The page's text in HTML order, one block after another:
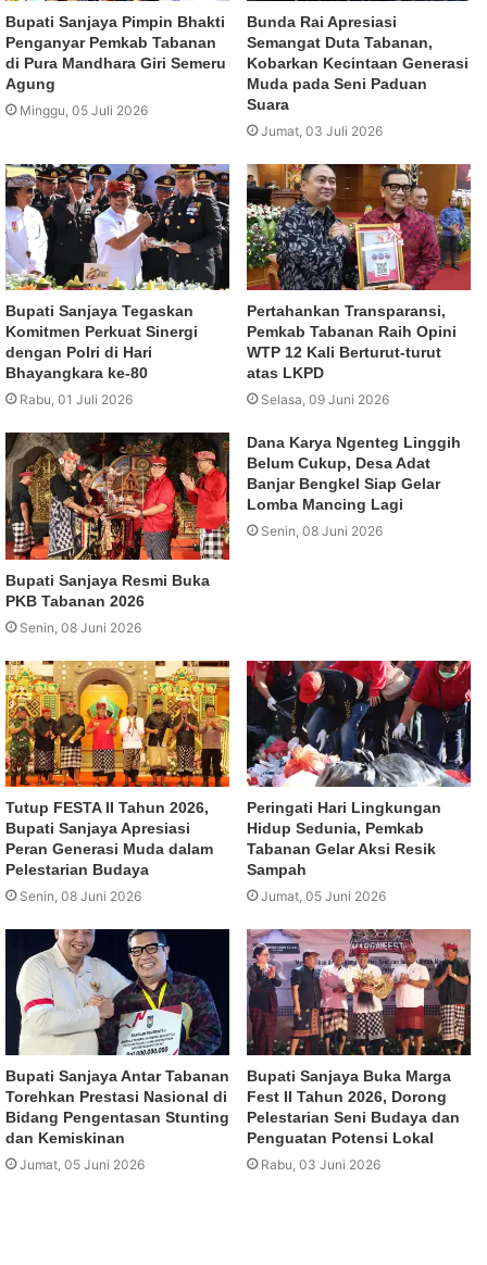
Bupati Sanjaya Pimpin Bhakti
Penganyar Pemkab Tabanan
di Pura Mandhara Giri Semeru
Agung
Minggu, 05 Juli 2026
Bunda Rai Apresiasi
Semangat Duta Tabanan,
Kobarkan Kecintaan Generasi
Muda pada Seni Paduan
Suara
Jumat, 03 Juli 2026
Bupati Sanjaya Tegaskan
Komitmen Perkuat Sinergi
dengan Polri di Hari
Bhayangkara ke-80
Rabu, 01 Juli 2026
Pertahankan Transparansi,
Pemkab Tabanan Raih Opini
WTP 12 Kali Berturut-turut
atas LKPD
Selasa, 09 Juni 2026
Bupati Sanjaya Resmi Buka
PKB Tabanan 2026
Senin, 08 Juni 2026
Dana Karya Ngenteg Linggih
Belum Cukup, Desa Adat
Banjar Bengkel Siap Gelar
Lomba Mancing Lagi
Senin, 08 Juni 2026
Tutup FESTA II Tahun 2026,
Bupati Sanjaya Apresiasi
Peran Generasi Muda dalam
Pelestarian Budaya
Senin, 08 Juni 2026
Peringati Hari Lingkungan
Hidup Sedunia, Pemkab
Tabanan Gelar Aksi Resik
Sampah
Jumat, 05 Juni 2026
Bupati Sanjaya Antar Tabanan
Torehkan Prestasi Nasional di
Bidang Pengentasan Stunting
dan Kemiskinan
Jumat, 05 Juni 2026
Bupati Sanjaya Buka Marga
Fest II Tahun 2026, Dorong
Pelestarian Seni Budaya dan
Penguatan Potensi Lokal
Rabu, 03 Juni 2026